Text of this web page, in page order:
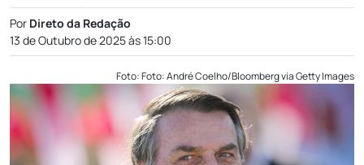
Por Direto da Redação
13 de Outubro de 2025 às 15:00
Foto: Foto: André Coelho/Bloomberg via Getty Images